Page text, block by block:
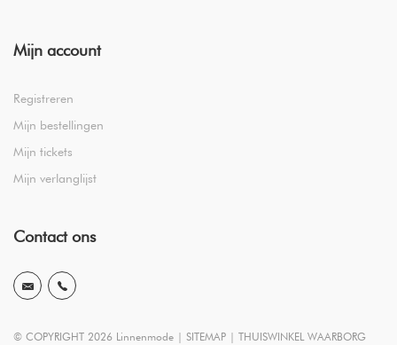
Mijn account
Registreren
Mijn bestellingen
Mijn tickets
Mijn verlanglijst
Contact ons
© COPYRIGHT 2026 Linnenmode | SITEMAP | THUISWINKEL WAARBORG